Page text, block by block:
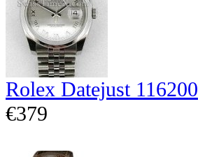
Rolex Datejust 116200
€379